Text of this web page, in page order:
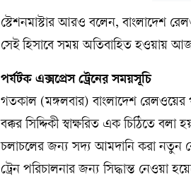
স্টেশনমাস্টার আরও বলেন, বাংলাদেশ
সেই হিসাবে সময় অতিবাহিত হওয়ায়
পর্যটক এক্সপ্রেস ট্রেনের সময়সূচি
গতকাল (মঙ্গলবার) বাংলাদেশ রেলওয়ের
বক্কর সিদ্দিকী স্বাক্ষরিত এক চিঠিতে বলা
চলাচলের জন্য সদ্য আমদানি করা নতুন
ট্রেন পরিচালনার জন্য সিদ্ধান্ত নেওয়া